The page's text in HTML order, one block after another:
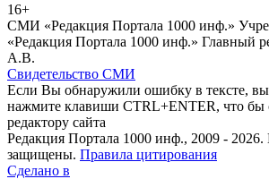
16+
СМИ «Редакция Портала 1000 инф.»
«Редакция Портала 1000 инф.» Главный
А.В.
Свидетельство СМИ
Если Вы обнаружили ошибку в тексте,
нажмите клавиши CTRL+ENTER, что бы
редактору сайта
Редакция Портала 1000 инф., 2009 - 2026.
защищены. Правила цитирования
Сделано в